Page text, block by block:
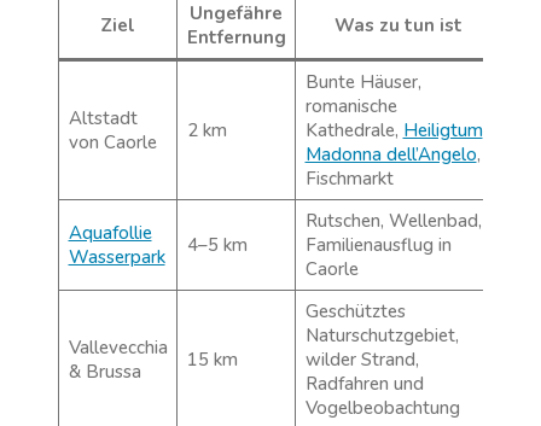
Ziel
Ungefähre
Entfernung
Was zu tun ist
Altstadt
von Caorle
2 km
Bunte Häuser,
romanische
Kathedrale, Heiligtum
Madonna dell’Angelo,
Fischmarkt
Aquafollie
Wasserpark
4–5 km
Rutschen, Wellenbad,
Familienausflug in
Caorle
Vallevecchia
& Brussa
15 km
Geschütztes
Naturschutzgebiet,
wilder Strand,
Radfahren und
Vogelbeobachtung